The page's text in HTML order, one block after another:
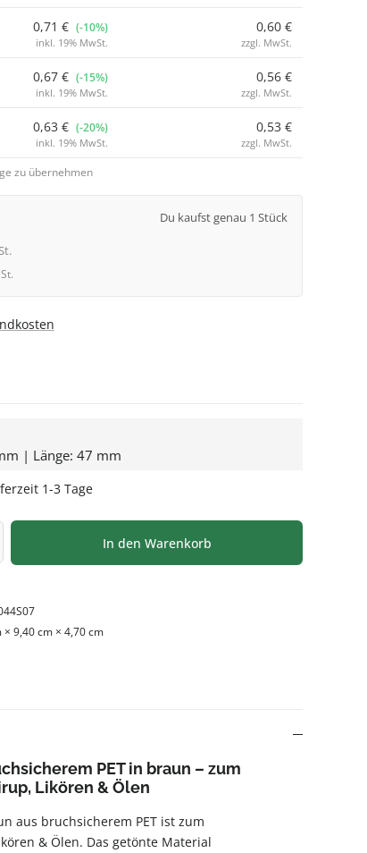
0,71 € (-10%)
inkl. 19% MwSt.
0,60 €
zzgl. MwSt.
0,67 € (-15%)
inkl. 19% MwSt.
0,56 €
zzgl. MwSt.
0,63 € (-20%)
inkl. 19% MwSt.
0,53 €
zzgl. MwSt.
zu übernehmen
Du kaufst genau 1 Stück
| Länge: 47 mm
1-3 Tage
den gewünschten Wert ein
In den Warenkorb
× 9,40 cm × 4,70 cm
PET in braun – zum
Likören & Ölen
aus bruchsicherem PET ist zum
& Ölen. Das getönte Material